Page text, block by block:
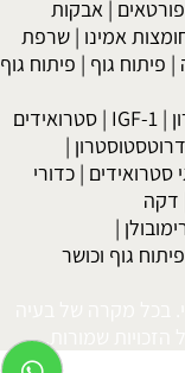
| אבקות
אמינו |שרפת
| פיתוח גוף | פיתוח גוף
|
IGF-1
|סטרואידים
|
סטרואידים | כדורי
דקה
|
גוף וכושר
בכל מקרה של בעיה
שמורות.